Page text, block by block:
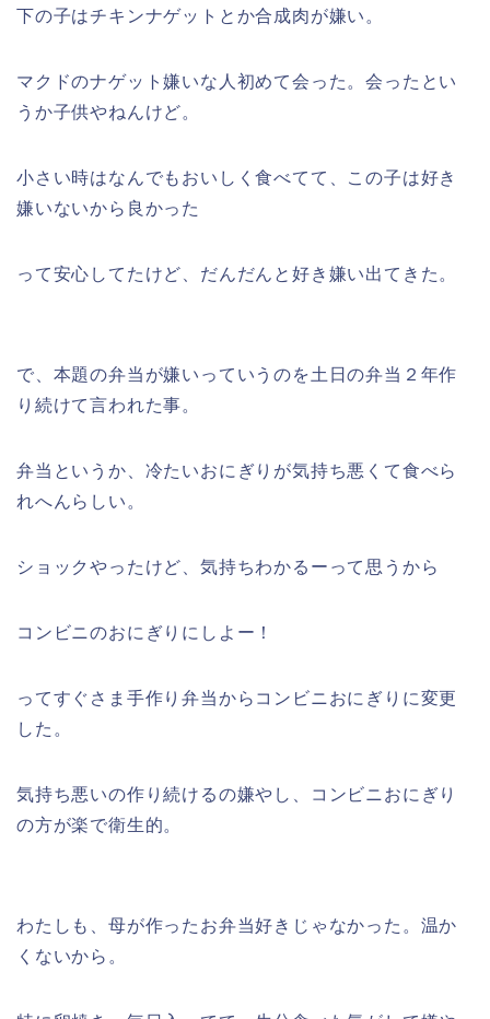
下の子はチキンナゲットとか合成肉が嫌い。
マクドのナゲット嫌いな人初めて会った。会ったとい
うか子供やねんけど。
小さい時はなんでもおいしく食べてて、この子は好き
嫌いないから良かった
って安心してたけど、だんだんと好き嫌い出てきた。
で、本題の弁当が嫌いっていうのを土日の弁当２年作
り続けて言われた事。
弁当というか、冷たいおにぎりが気持ち悪くて食べら
れへんらしい。
ショックやったけど、気持ちわかるーって思うから
コンビニのおにぎりにしよー！
ってすぐさま手作り弁当からコンビニおにぎりに変更
した。
気持ち悪いの作り続けるの嫌やし、コンビニおにぎり
の方が楽で衛生的。
わたしも、母が作ったお弁当好きじゃなかった。温か
くないから。